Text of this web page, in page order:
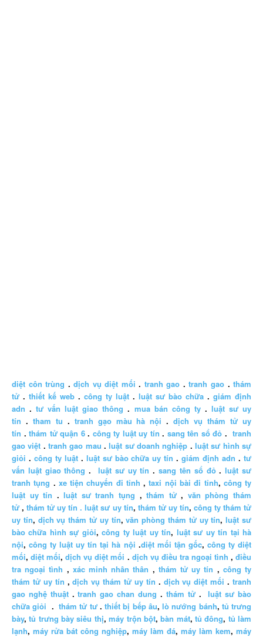
diệt côn trùng .dịch vụ diệt mối . tranh gao .tranh gao .thám
tử . thiết kế web . công ty luật . luật sư bào chữa . giám định
adn .tư vấn luật giao thông . mua bán công ty. luật sư uy
tín . tham tu . tranh gạo màu hà nội .dịch vụ thám tử uy
tín .thám tử quận 6. công ty luật uy tín . sang tên sổ đỏ .tranh
gao việt .tranh gao mau .luật sư doanh nghiệp .luật sư hình sự
giỏi . công ty luật. luật sư bào chữa uy tín .giám định adn .tư
vấn luật giao thông . luật sư uy tín .sang tên sổ đỏ.luật sư
tranh tụng . xe tiện chuyến đi tỉnh ,taxi nội bài đi tỉnh, công ty
luật uy tín .luật sư tranh tụng ,thám tử, văn phòng thám
tử ,thám tử uy tín . luật sư uy tín, thám tử uy tín, công ty thám tử
uy tín, dịch vụ thám tử uy tín,văn phòng thám tử uy tín,luật sư
bào chữa hình sự giỏi,công ty luật uy tín, luật sư uy tín tại hà
nội,công ty luật uy tín tại hà nội .diệt mối tận gốc, công ty diệt
mối,diệt mối,dịch vụ diệt mối . dịch vụ điều tra ngoại tình ,điều
tra ngoại tình , xác minh nhân thân , thám tử uy tín , công ty
thám tử uy tín ,dịch vụ thám tử uy tín . dịch vụ diệt mối .tranh
gao nghệ thuật.tranh gao chan dung . thám tử.luật sư bào
chữa giỏi .thám tử tư.thiết bị bếp âu,lò nướng bánh, tủ trưng
bày,tủ trưng bày siêu thị,máy trộn bột,bàn mát, tủ đông, tủ làm
lạnh, máy rửa bát công nghiệp, máy làm đá, máy làm kem, máy